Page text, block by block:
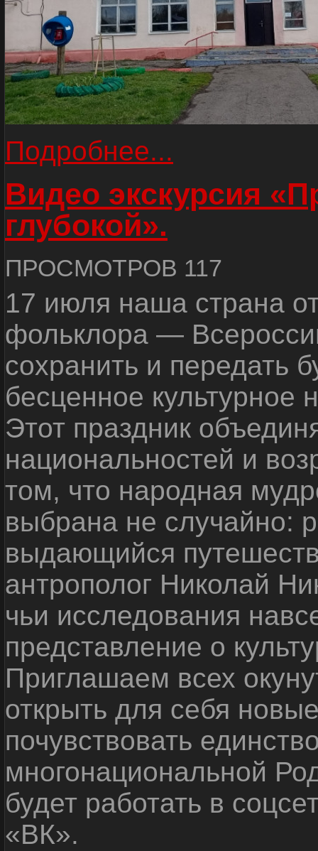
Подробнее...
Видео экскурсия
глубокой».
ПРОСМОТРОВ 117
17 июля наша страна
фольклора —
сохранить и передать
бесценное культурное
Этот праздник
национальностей и
том, что народная
выбрана не случайно:
выдающийся
антрополог Николай
чьи исследования
представление о
Приглашаем всех
открыть для себя
почувствовать
многонациональной
будет работать в
«ВК».